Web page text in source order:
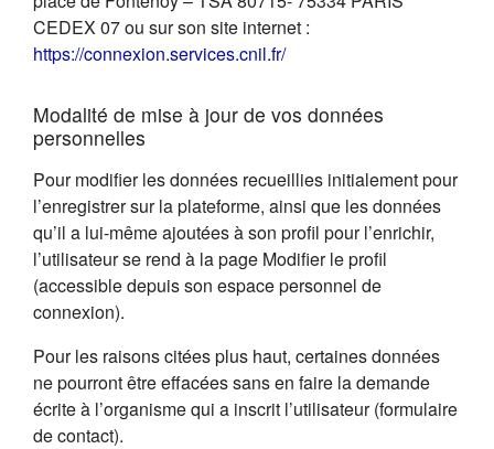
CEDEX 07 ou sur son site internet :
https://connexion.services.cnil.fr/(s'ouvre dans un nouvel
Modalité de mise à jour de vos données
personnelles
Pour modifier les données recueillies initialement pour
l’enregistrer sur la plateforme, ainsi que les données
qu’il a lui-même ajoutées à son profil pour l’enrichir,
l’utilisateur se rend à la page Modifier le profil
(accessible depuis son espace personnel de
connexion).
Pour les raisons citées plus haut, certaines données
ne pourront être effacées sans en faire la demande
écrite à l’organisme qui a inscrit l’utilisateur (formulaire
de contact).